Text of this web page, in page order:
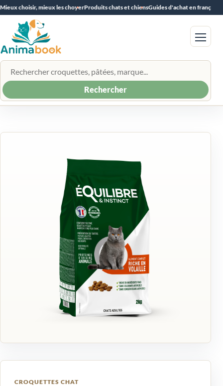
Mieux choisir, mieux les choyerProduits chats et chiensGuides d'achat en français
Rechercher un produit
Rechercher
Menu
CROQUETTES CHAT